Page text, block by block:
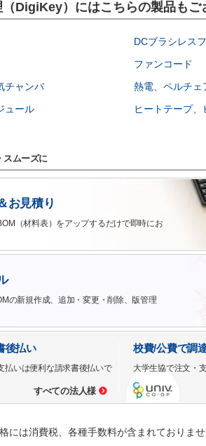
DigiKey）にはこちらの製品もご
DCブラシレス
ファンコード
チャンバ
熱電、ペルチェ
ュール
ヒートテープ
スムーズに
お見積り
（材料表）をアップするだけで即時にお
の新規作成、追加・変更・削除、版管理
後払い
払いは便利な請求書後払いで
すべての法人様
校費/公費で調
大学生協で注文・
には消費税、各種手数料が含まれておりま